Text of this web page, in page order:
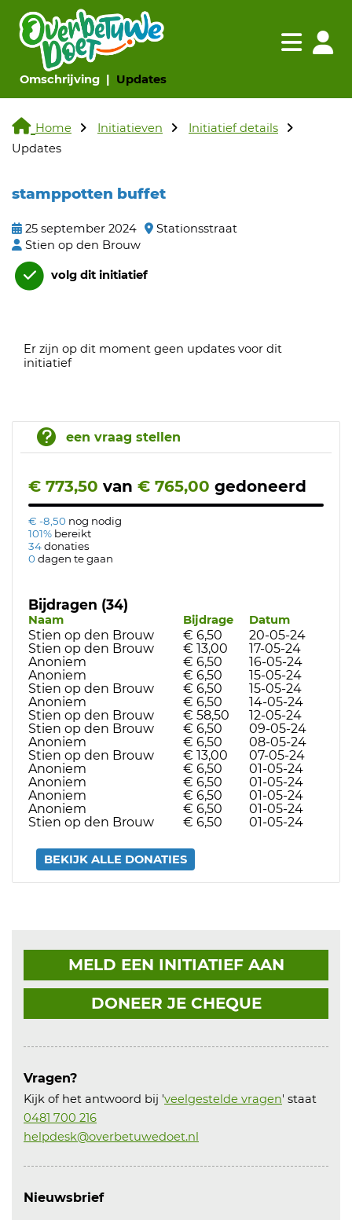
Omschrijving(huidige pagina)
Updates(huidige pagina)
Navigatie
Home Initiatieven
Initiatief details
Updates
stamppotten buffet
25 september 2024
Stationsstraat
Stien op den Brouw
volg dit initiatief
Er zijn op dit moment geen updates voor dit
initiatief
een vraag stellen
€ 773,50 van € 765,00 gedoneerd
€ -8,50 nog nodig
101% bereikt
34donaties
0dagen te gaan
Bijdragen (34)
Naam Bijdrage Datum
Stien op den Brouw € 6,50
20-05-24
Stien op den Brouw
€ 13,00
17-05-24
Anoniem
€ 6,50
16-05-24
Anoniem
€ 6,50
15-05-24
Stien op den Brouw
€ 6,50
15-05-24
Anoniem
€ 6,50
14-05-24
Stien op den Brouw
€ 58,50
12-05-24
Stien op den Brouw
€ 6,50
09-05-24
Anoniem
€ 6,50
08-05-24
Stien op den Brouw
€ 13,00
07-05-24
Anoniem
€ 6,50
01-05-24
Anoniem
€ 6,50
01-05-24
Anoniem
€ 6,50
01-05-24
Anoniem
€ 6,50
01-05-24
Stien op den Brouw
€ 6,50 01-05-24
BEKIJK ALLE DONATIES
MELD EEN INITIATIEF AAN
DONEER JE CHEQUE
Vragen?
Kijk of het antwoord bij 'veelgestelde vragen' staat
0481 700 216
helpdesk@overbetuwedoet.nl
Nieuwsbrief